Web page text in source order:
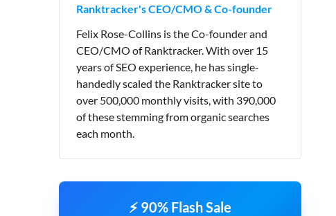
Ranktracker's CEO/CMO & Co-founder
Felix Rose-Collins is the Co-founder and
CEO/CMO of Ranktracker. With over 15
years of SEO experience, he has single-
handedly scaled the Ranktracker site to
over 500,000 monthly visits, with 390,000
of these stemming from organic searches
each month.
⚡ 90% Flash Sale